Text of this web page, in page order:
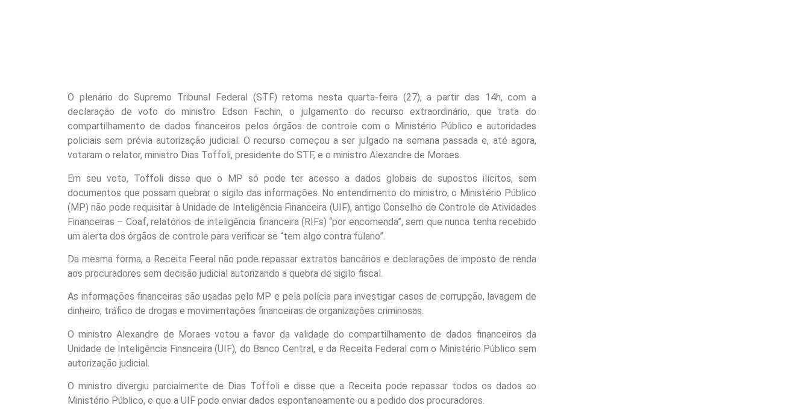
O plenário do Supremo Tribunal Federal (STF) retoma nesta quarta-feira (27), a partir das 14h, com a
declaração de voto do ministro Edson Fachin, o julgamento do recurso extraordinário, que trata do
compartilhamento de dados financeiros pelos órgãos de controle com o Ministério Público e autoridades
policiais sem prévia autorização judicial. O recurso começou a ser julgado na semana passada e, até agora,
votaram o relator, ministro Dias Toffoli, presidente do STF, e o ministro Alexandre de Moraes.
Em seu voto, Toffoli disse que o MP só pode ter acesso a dados globais de supostos ilícitos, sem
documentos que possam quebrar o sigilo das informações. No entendimento do ministro, o Ministério Público
(MP) não pode requisitar à Unidade de Inteligência Financeira (UIF), antigo Conselho de Controle de Atividades
Financeiras – Coaf, relatórios de inteligência financeira (RIFs) “por encomenda”, sem que nunca tenha recebido
um alerta dos órgãos de controle para verificar se “tem algo contra fulano”.
Da mesma forma, a Receita Feeral não pode repassar extratos bancários e declarações de imposto de renda
aos procuradores sem decisão judicial autorizando a quebra de sigilo fiscal.
As informações financeiras são usadas pelo MP e pela polícia para investigar casos de corrupção, lavagem de
dinheiro, tráfico de drogas e movimentações financeiras de organizações criminosas.
O ministro Alexandre de Moraes votou a favor da validade do compartilhamento de dados financeiros da
Unidade de Inteligência Financeira (UIF), do Banco Central, e da Receita Federal com o Ministério Público sem
autorização judicial.
O ministro divergiu parcialmente de Dias Toffoli e disse que a Receita pode repassar todos os dados ao
Ministério Público, e que a UIF pode enviar dados espontaneamente ou a pedido dos procuradores.